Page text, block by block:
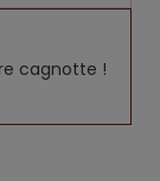
cagnotte !